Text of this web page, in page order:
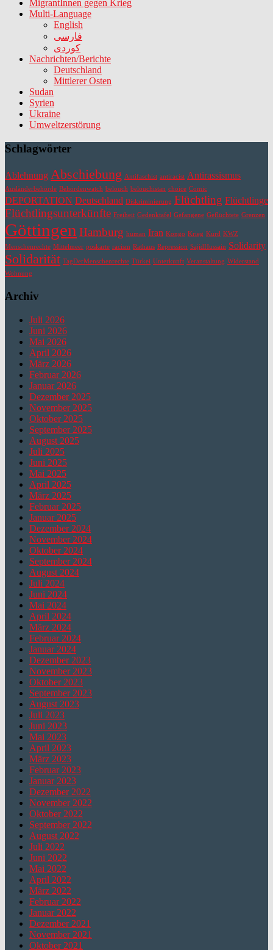
MigrantInnen gegen Krieg
Multi-Language
English
فارسی
کوردی
Nachrichten/Berichte
Deutschland
Mittlerer Osten
Sudan
Syrien
Ukraine
Umweltzerstörung
Schlagwörter
Ablehnung Abschiebung Antifaschist antiracist Antirassismus
Ausländerbehörde Behördenwatch belouch belouchistan choice Comic
DEPORTATION Deutschland Diskriminierung Flüchtling Flüchtlinge
Flüchtlingsunterkünfte Freiheit Gedenktafel Gefangene Geflüchtete Grenzen
Göttingen Hamburg human Iran Kongo Krieg Kurd KWZ
Menschenrechte Mittelmeer poskarte racism Rathaus Repression SajidHussain Solidarity
Solidarität TagDerMenschenrechte Türkei Unterkunft Veranstaltung Widerstand
Wohnung
Archiv
Juli 2026
Juni 2026
Mai 2026
April 2026
März 2026
Februar 2026
Januar 2026
Dezember 2025
November 2025
Oktober 2025
September 2025
August 2025
Juli 2025
Juni 2025
Mai 2025
April 2025
März 2025
Februar 2025
Januar 2025
Dezember 2024
November 2024
Oktober 2024
September 2024
August 2024
Juli 2024
Juni 2024
Mai 2024
April 2024
März 2024
Februar 2024
Januar 2024
Dezember 2023
November 2023
Oktober 2023
September 2023
August 2023
Juli 2023
Juni 2023
Mai 2023
April 2023
März 2023
Februar 2023
Januar 2023
Dezember 2022
November 2022
Oktober 2022
September 2022
August 2022
Juli 2022
Juni 2022
Mai 2022
April 2022
März 2022
Februar 2022
Januar 2022
Dezember 2021
November 2021
Oktober 2021